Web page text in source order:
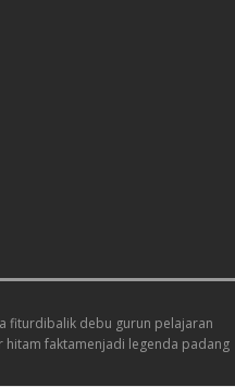
fiturdibalik debu gurun pelajaran
hitam faktamenjadi legenda padang